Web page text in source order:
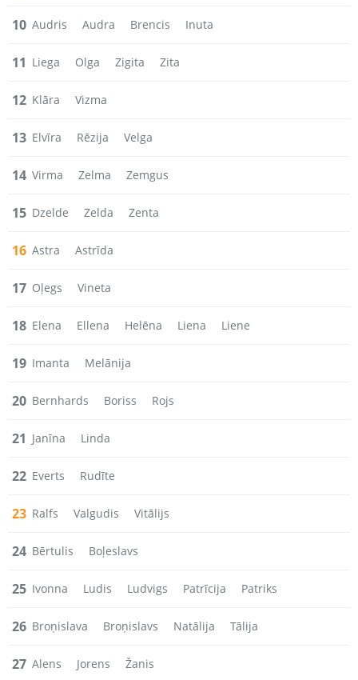
10 Audris Audra Brencis Inuta
11 Liega Olga Zigita Zita
12 Klāra Vizma
13 Elvīra Rēzija Velga
14 Virma Zelma Zemgus
15 Dzelde Zelda Zenta
16 Astra Astrīda
17 Oļegs Vineta
18 Elena Ellena Helēna Liena Liene
19 Imanta Melānija
20 Bernhards Boriss Rojs
21 Janīna Linda
22 Everts Rudīte
23 Ralfs Valgudis Vitālijs
24 Bērtulis Boļeslavs
25 Ivonna Ludis Ludvigs Patrīcija Patriks
26 Broņislava Broņislavs Natālija Tālija
27 Alens Jorens Žanis